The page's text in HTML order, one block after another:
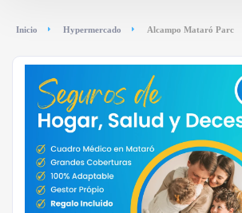
Inicio Hypermercado Alcampo Mataró Parc